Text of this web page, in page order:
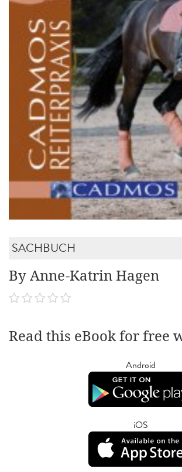
SACHBUCH
By Anne-Katrin Hagen
Read this eBook for free
Android
iOS